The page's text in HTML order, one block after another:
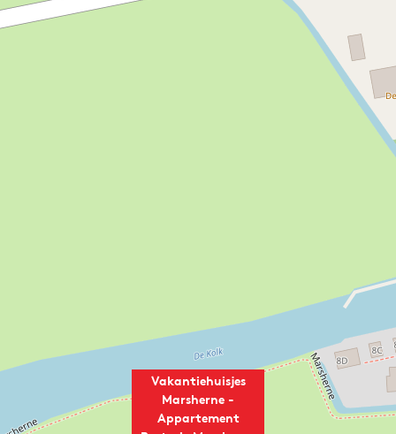
Vakantiehuisjes
Marsherne -
Appartement